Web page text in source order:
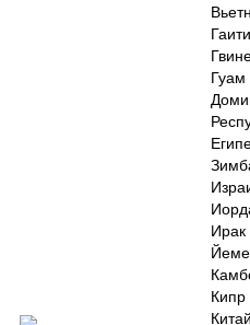
Гаити
Гуам
Ирак
Кипр
Китай